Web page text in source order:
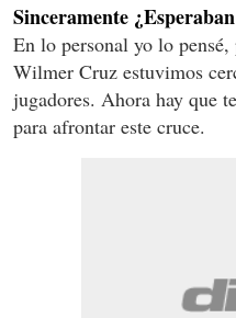
Sinceramente
En lo personal yo lo
Wilmer Cruz estuvimos
jugadores. Ahora hay que
para afrontar este cruce.